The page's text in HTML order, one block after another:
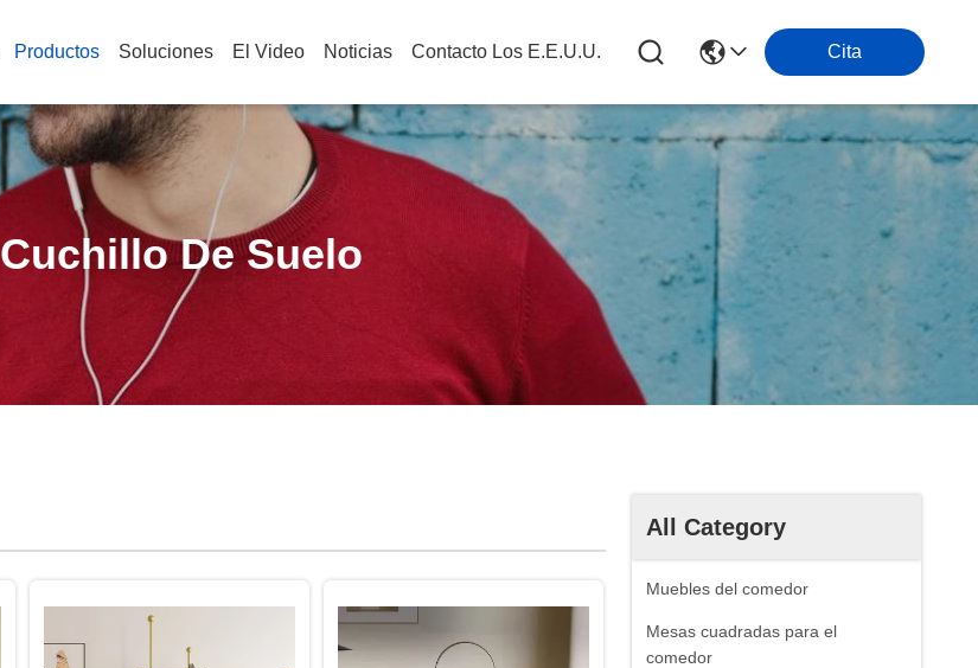
Productos Soluciones El Video Noticias Contacto Los E.e.u.u. Cita
Cuchillo De Suelo
All Category
Muebles del comedor
Mesas cuadradas para el
comedor